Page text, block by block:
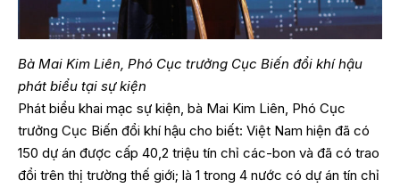
Bà Mai Kim Liên, Phó Cục trưởng Cục Biến đổi khí hậu
phát biểu tại sự kiện
Phát biểu khai mạc sự kiện, bà Mai Kim Liên, Phó Cục
trưởng Cục Biến đổi khí hậu cho biết: Việt Nam hiện đã có
150 dự án được cấp 40,2 triệu tín chỉ các-bon và đã có trao
đổi trên thị trường thế giới; là 1 trong 4 nước có dự án tín chỉ